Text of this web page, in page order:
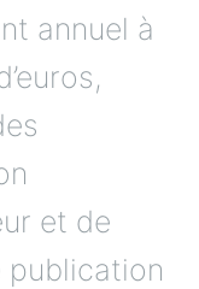
annuel à
et de
publication